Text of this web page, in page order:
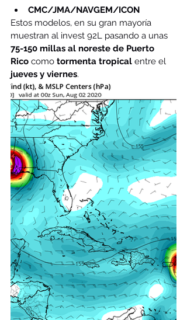
CMC/JMA/NAVGEM/ICON
Estos modelos, en su gran mayoría
muestran al invest 92L pasando a unas
75-150 millas al noreste de Puerto
Rico como tormenta tropical entre el
jueves y viernes.